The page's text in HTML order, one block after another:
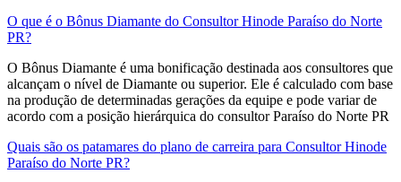
O que é o Bônus Diamante do Consultor Hinode Paraíso do Norte
PR?
O Bônus Diamante é uma bonificação destinada aos consultores que
alcançam o nível de Diamante ou superior. Ele é calculado com base
na produção de determinadas gerações da equipe e pode variar de
acordo com a posição hierárquica do consultor Paraíso do Norte PR
Quais são os patamares do plano de carreira para Consultor Hinode
Paraíso do Norte PR?